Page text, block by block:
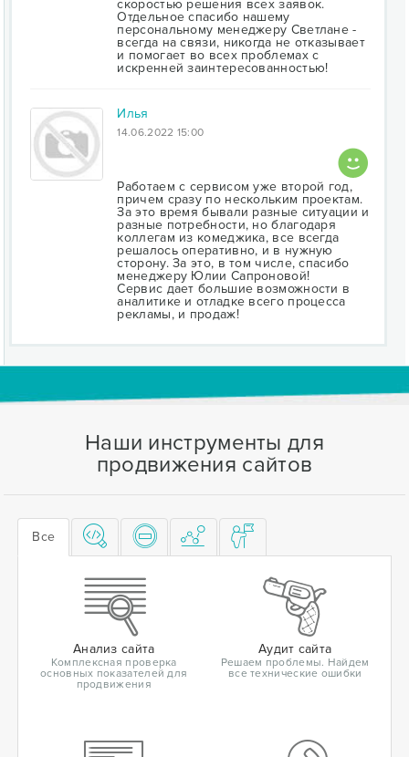
скоростью решения всех заявок.
Отдельное спасибо нашему
персональному менеджеру Светлане -
всегда на связи, никогда не отказывает
и помогает во всех проблемах с
искренней заинтересованностью!
Илья
14.06.2022 15:00
Работаем с сервисом уже второй год,
причем сразу по нескольким проектам.
За это время бывали разные ситуации и
разные потребности, но благодаря
коллегам из комеджика, все всегда
решалось оперативно, и в нужную
сторону. За это, в том числе, спасибо
менеджеру Юлии Сапроновой!
Сервис дает большие возможности в
аналитике и отладке всего процесса
рекламы, и продаж!
Наши инструменты для
продвижения сайтов
Все
Анализ сайта
Комплексная проверка
основных показателей для
продвижения
Аудит сайта
Решаем проблемы. Найдем
все технические ошибки